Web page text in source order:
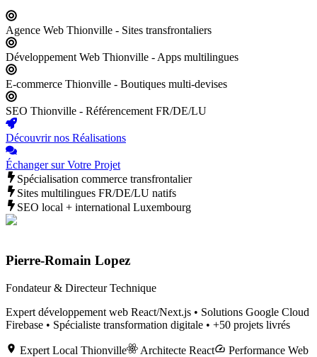
Agence Web Thionville - Sites transfrontaliers
Développement Web Thionville - Apps multilingues
E-commerce Thionville - Boutiques multi-devises
SEO Thionville - Référencement FR/DE/LU
Découvrir nos Réalisations
Échanger sur Votre Projet
Spécialisation commerce transfrontalier
Sites multilingues FR/DE/LU natifs
SEO local + international Luxembourg
Pierre-Romain Lopez
Fondateur & Directeur Technique
Expert développement web React/Next.js • Solutions Google Cloud
Firebase • Spécialiste transformation digitale • +50 projets livrés
Expert Local Thionville Architecte React Performance Web